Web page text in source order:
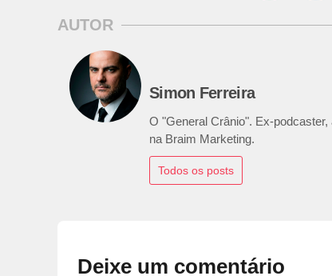
AUTOR
Simon Ferreira
O "General Crânio". Ex-
na Braim Marketing.
Todos os posts
Deixe um comentário